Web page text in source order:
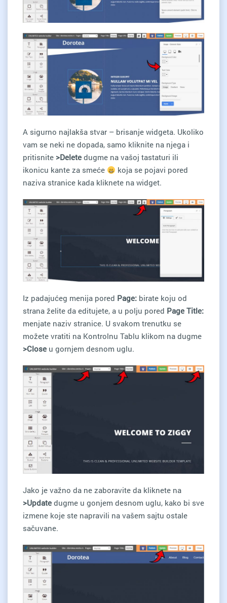
A sigurno najlakša stvar – brisanje widgeta. Ukoliko
vam se neki ne dopada, samo kliknite na njega i
pritisnite >Delete dugme na vašoj tastaturi ili
ikonicu kante za smeće
koja se pojavi pored
naziva stranice kada kliknete na widget.
Iz padajućeg menija pored Page: birate koju od
strana želite da editujete, a u polju pored Page Title:
menjate naziv stranice. U svakom trenutku se
možete vratiti na Kontrolnu Tablu klikom na dugme
>Close u gornjem desnom uglu.
Jako je važno da ne zaboravite da kliknete na
>Update dugme u gonjem desnom uglu, kako bi sve
izmene koje ste napravili na vašem sajtu ostale
sačuvane.